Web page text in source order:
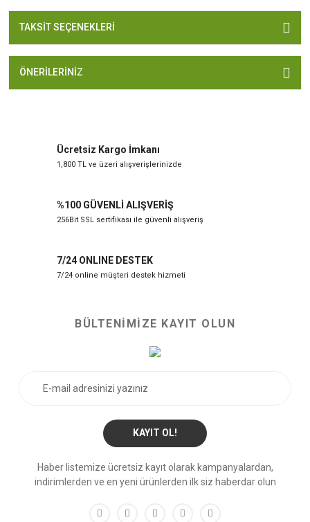
TAKSIT SEÇENEKLERI
ÖNERILERINIZ
Ücretsiz Kargo İmkanı
1,800 TL ve üzeri alışverişlerinizde
%100 GÜVENLİ ALIŞVERİŞ
256Bit SSL sertifikası ile güvenli alışveriş
7/24 ONLINE DESTEK
7/24 online müşteri destek hizmeti
BÜLTENİMİZE KAYIT OLUN
KAYIT OL!
Haber listemize ücretsiz kayıt olarak kampanyalardan,
indirimlerden ve en yeni ürünlerden ilk siz haberdar olun